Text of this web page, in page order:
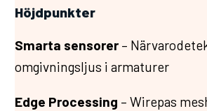
Höjdpunkter
Smarta sensorer –
omgivningsljus i armaturer
Edge Processing – Wirepas